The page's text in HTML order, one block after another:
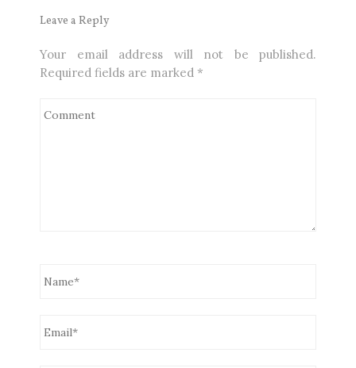
Leave a Reply
Your email address will not be published.
Required fields are marked *